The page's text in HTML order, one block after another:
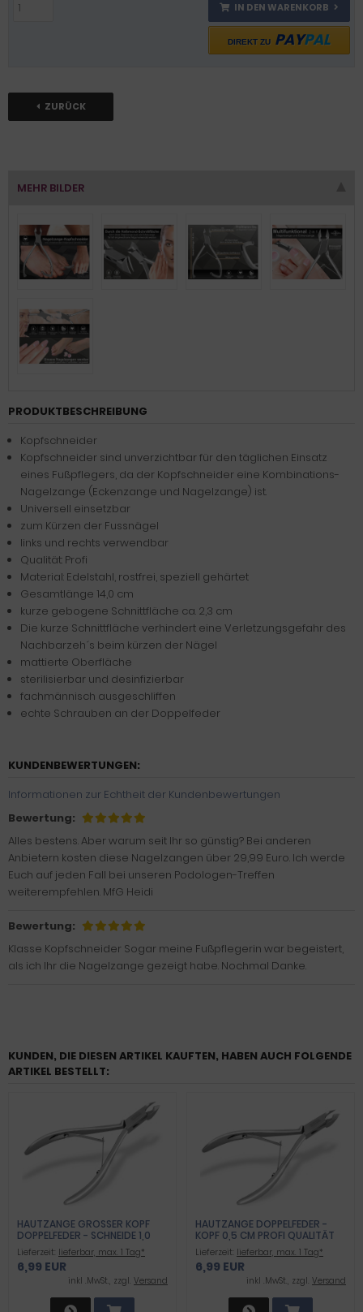
IN DEN WARENKORB
DIREKT ZU PAYPAL
ZURÜCK
MEHR BILDER
PRODUKTBESCHREIBUNG
Kopfschneider
Kopfschneider sind unverzichtbar für den täglichen Einsatz
eines Fußpflegers, da der Kopfschneider eine Kombinations-
Nagelzange (Eckenzange und Nagelzange) ist.
Universell einsetzbar
zum Kürzen der Fussnägel
links und rechts verwendbar
Qualität: Profi
Material: Edelstahl, rostfrei, speziell gehärtet
Gesamtlänge 14,0 cm
kurze gebogene Schnittfläche ca. 2,3 cm
Die kurze Schnittfläche verhindert eine Verletzungsgefahr des
Nachbarzeh´s beim kürzen der Nägel
mattierte Oberfläche
sterilisierbar und desinfizierbar
fachmännisch ausgeschliffen
echte Schrauben an der Doppelfeder
KUNDENBEWERTUNGEN:
Informationen zur Echtheit der Kundenbewertungen
Bewertung:
Alles bestens. Aber warum seit Ihr so günstig? Bei anderen
Anbietern kosten diese Nagelzangen über 29,99 Euro. Ich werde
Euch auf jeden Fall bei unseren Podologen-Treffen
weiterempfehlen. MfG Heidi
Bewertung:
Klasse Kopfschneider Sogar meine Fußpflegerin war begeistert,
als ich Ihr die Nagelzange gezeigt habe. Nochmal Danke.
KUNDEN, DIE DIESEN ARTIKEL KAUFTEN, HABEN AUCH FOLGENDE
ARTIKEL BESTELLT:
HAUTZANGE GROSSER KOPF D
OPPELFEDER - SCHNEIDE 1,0 C
M PROFI QUALIT
Lieferzeit: lieferbar, max. 1 Tag*
6,99 EUR
inkl .MwSt., zzgl. Versand
HAUTZANGE DOPPELFEDER -
KOPF 0,5 CM PROFI QUALITÄT
Lieferzeit: lieferbar, max. 1 Tag*
6,99 EUR
inkl .MwSt., zzgl. Versand